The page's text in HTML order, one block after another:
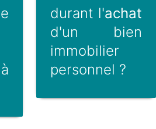
durant l'achat
d'un bien
immobilier
personnel ?